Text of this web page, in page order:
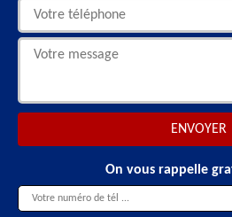
On vous rappelle